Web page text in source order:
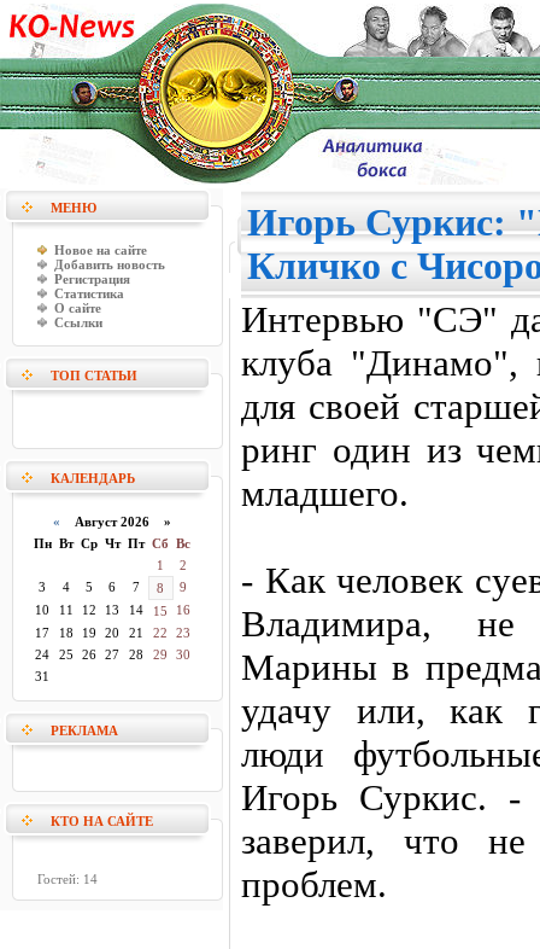
МЕНЮ
Новое на сайте
Добавить новость
Регистрация
Статистика
О сайте
Ссылки
ТОП СТАТЬИ
КАЛЕНДАРЬ
« Август 2026 »
Пн Вт Ср Чт Пт Сб Вс
1
2
3
4 5 6 7 8
9
10
11 12 13 14 15
16
17
18 19 20 21 22
23
24
25 26 27 28 29
30
31
РЕКЛАМА
КТО НА САЙТЕ
Гостей: 14
Игорь Суркис:
Кличко с
Интервью "СЭ"
клуба "Динамо",
для своей
ринг один из
младшего.
- Как человек
Владимира,
Марины в
удачу или, как
люди
Игорь Суркис. -
заверил, что
проблем.